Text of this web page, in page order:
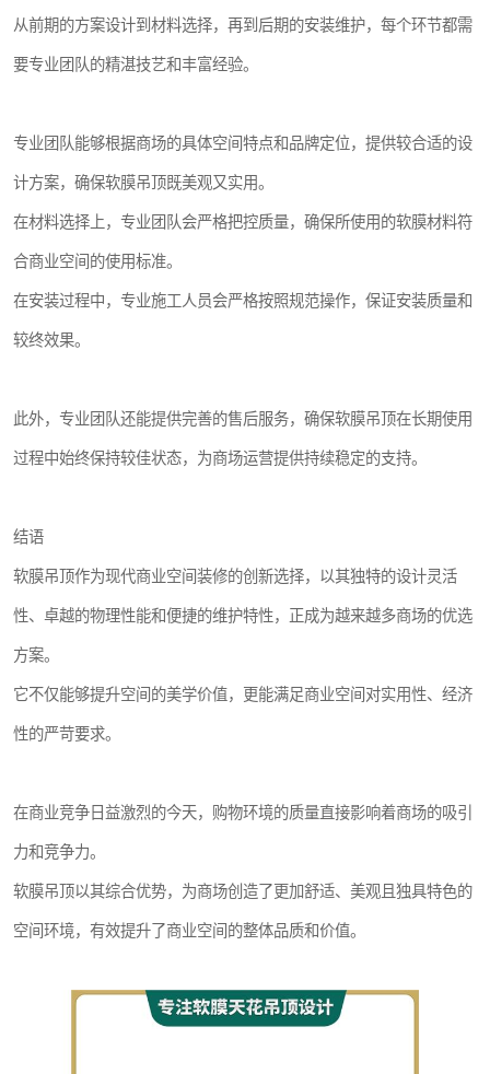
从前期的方案设计到材料选择，再到后期的安装维护，每个环节都需
要专业团队的精湛技艺和丰富经验。
专业团队能够根据商场的具体空间特点和品牌定位，提供较合适的设
计方案，确保软膜吊顶既美观又实用。
在材料选择上，专业团队会严格把控质量，确保所使用的软膜材料符
合商业空间的使用标准。
在安装过程中，专业施工人员会严格按照规范操作，保证安装质量和
较终效果。
此外，专业团队还能提供完善的售后服务，确保软膜吊顶在长期使用
过程中始终保持较佳状态，为商场运营提供持续稳定的支持。
结语
软膜吊顶作为现代商业空间装修的创新选择，以其独特的设计灵活
性、卓越的物理性能和便捷的维护特性，正成为越来越多商场的优选
方案。
它不仅能够提升空间的美学价值，更能满足商业空间对实用性、经济
性的严苛要求。
在商业竞争日益激烈的今天，购物环境的质量直接影响着商场的吸引
力和竞争力。
软膜吊顶以其综合优势，为商场创造了更加舒适、美观且独具特色的
空间环境，有效提升了商业空间的整体品质和价值。